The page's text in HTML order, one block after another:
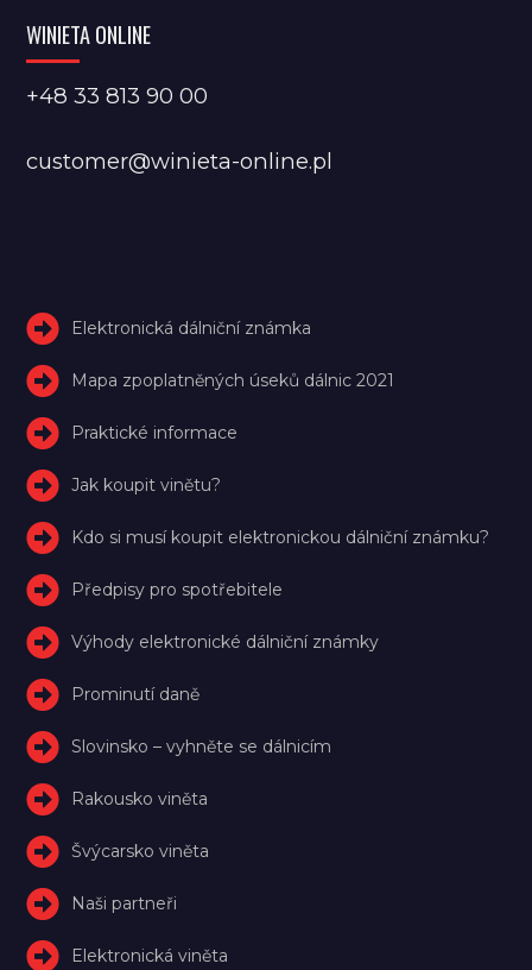
WINIETA ONLINE
+48 33 813 90 00
customer@winieta-online.pl
Elektronická dálniční známka
Mapa zpoplatněných úseků dálnic 2021
Praktické informace
Jak koupit vinětu?
Kdo si musí koupit elektronickou dálniční známku?
Předpisy pro spotřebitele
Výhody elektronické dálniční známky
Prominutí daně
Slovinsko – vyhněte se dálnicím
Rakousko viněta
Švýcarsko viněta
Naši partneři
Elektronická viněta